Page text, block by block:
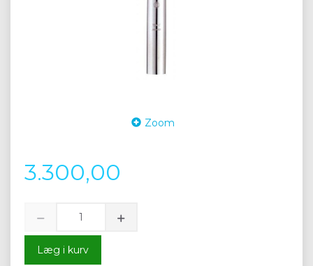
Zoom
3.300,00
Læg i kurv